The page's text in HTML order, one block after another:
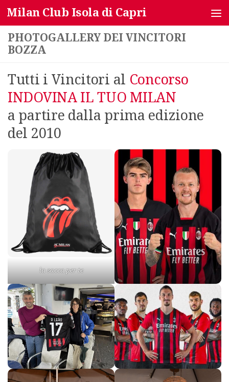
Salta al contenuto
Milan Club Isola di Capri
PHOTOGALLERY DEI VINCITORI
BOZZA
Tutti i Vincitori al Concorso
INDOVINA IL TUO MILAN
a partire dalla prima edizione
del 2010
la sacca per te